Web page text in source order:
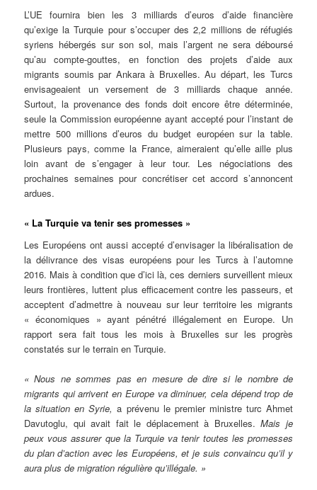
L’UE fournira bien les 3 milliards d’euros d’aide financière
qu’exige la Turquie pour s’occuper des 2,2 millions de réfugiés
syriens hébergés sur son sol, mais l’argent ne sera déboursé
qu’au compte-gouttes, en fonction des projets d’aide aux
migrants soumis par Ankara à Bruxelles. Au départ, les Turcs
envisageaient un versement de 3 milliards chaque année.
Surtout, la provenance des fonds doit encore être déterminée,
seule la Commission européenne ayant accepté pour l’instant de
mettre 500 millions d’euros du budget européen sur la table.
Plusieurs pays, comme la France, aimeraient qu’elle aille plus
loin avant de s’engager à leur tour. Les négociations des
prochaines semaines pour concrétiser cet accord s’annoncent
ardues.
« La Turquie va tenir ses promesses »
Les Européens ont aussi accepté d’envisager la libéralisation de
la délivrance des visas européens pour les Turcs à l’automne
2016. Mais à condition que d’ici là, ces derniers surveillent mieux
leurs frontières, luttent plus efficacement contre les passeurs, et
acceptent d’admettre à nouveau sur leur territoire les migrants
« économiques » ayant pénétré illégalement en Europe. Un
rapport sera fait tous les mois à Bruxelles sur les progrès
constatés sur le terrain en Turquie.
« Nous ne sommes pas en mesure de dire si le nombre de
migrants qui arrivent en Europe va diminuer, cela dépend trop de
la situation en Syrie, a prévenu le premier ministre turc Ahmet
Davutoglu, qui avait fait le déplacement à Bruxelles. Mais je
peux vous assurer que la Turquie va tenir toutes les promesses
du plan d’action avec les Européens, et je suis convaincu qu’il y
aura plus de migration régulière qu’illégale. »